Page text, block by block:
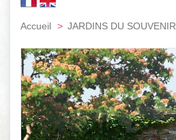
Accueil > JARDINS DU SOUVENIR